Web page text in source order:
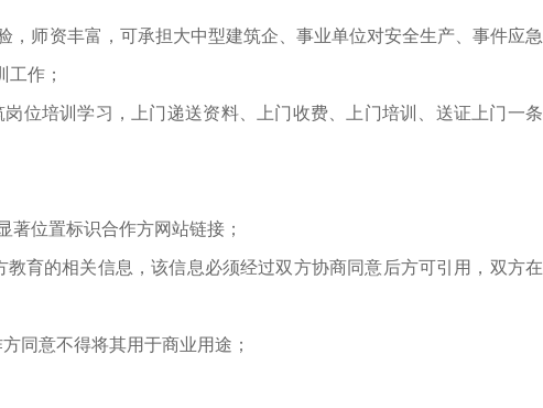
，师资丰富，可承担大中型建筑企、事业单位对安全生产、事件应急
作；
位培训学习，上门递送资料、上门收费、上门培训、送证上门一条
著位置标识合作方网站链接；
育的相关信息，该信息必须经过双方协商同意后方可引用，双方在
同意不得将其用于商业用途；